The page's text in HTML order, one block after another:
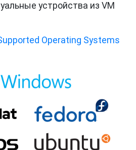
устройства из VM
Operating Systems